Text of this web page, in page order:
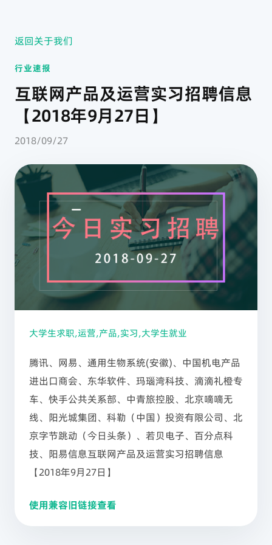
返回关于我们
行业速报
互联网产品及运营实习招聘信息
【2018年9月27日】
2018/09/27
大学生求职,运营,产品,实习,大学生就业
腾讯、网易、通用生物系统(安徽)、中国机电产品
进出口商会、东华软件、玛瑙湾科技、滴滴礼橙专
车、快手公共关系部、中青旅控股、北京嘀嘀无
线、阳光城集团、科勒（中国）投资有限公司、北
京字节跳动（今日头条）、若贝电子、百分点科
技、阳易信息互联网产品及运营实习招聘信息
【2018年9月27日】
使用兼容旧链接查看